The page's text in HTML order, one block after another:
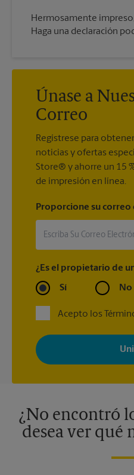
Hermosamente
Haga una declaración
Únase a
Correo
Regístrese para
noticias y ofertas
Store® y ahorre un 15
de impresión en línea.
Proporcione su
¿Es el propietario de
Sí No
Acepto los
Al registrarse, acepta recibir
Store con noticias, ofertas
adaptados a sus intereses.
momento. Para más
¿No encontró
desea ver qué